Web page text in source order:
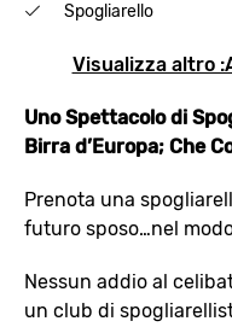
Spogliarello
Visualizza altro
Uno Spettacolo di
Birra d’Europa; Che
Prenota una
futuro sposo…nel
Nessun addio al
un club di